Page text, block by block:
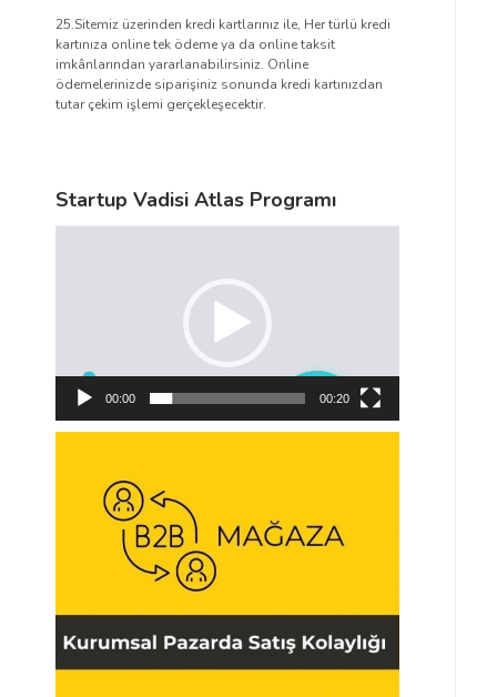
25.Sitemiz üzerinden kredi kartlarınız ile, Her türlü kredi
kartınıza online tek ödeme ya da online taksit
imkânlarından yararlanabilirsiniz. Online
ödemelerinizde siparişiniz sonunda kredi kartınızdan
tutar çekim işlemi gerçekleşecektir.
Startup Vadisi Atlas Programı
00:00 00:20